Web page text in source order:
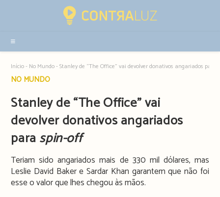
sidebar
Início- No Mundo-Stanley de “The Office” vai devolver donativos angariados para
Post
NO MUNDO
Stanley de “The Office” vai
devolver donativos angariados
para spin-off
Teriam sido angariados mais de 330 mil dólares, mas
Leslie David Baker e Sardar Khan garantem que não foi
esse o valor que lhes chegou às mãos.